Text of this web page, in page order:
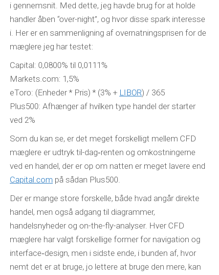
i gennemsnit. Med dette, jeg havde brug for at holde
handler åben “over-night”, og hvor disse spark interesse
i. Her er en sammenligning af overnatningsprisen for de
mæglere jeg har testet:
Capital: 0,0800% til 0,0111%
Markets.com: 1,5%
eToro: (Enheder * Pris) * (3% + LIBOR) / 365
Plus500: Afhænger af hvilken type handel der starter
ved 2%
Som du kan se, er det meget forskelligt mellem CFD
mæglere er udtryk til-dag‐renten og omkostningerne
ved en handel, der er op om natten er meget lavere end
Capital.com på sådan Plus500.
Der er mange store forskelle, både hvad angår direkte
handel, men også adgang til diagrammer,
handelsnyheder og on-the-fly-analyser. Hver CFD
mæglere har valgt forskellige former for navigation og
interface‐design, men i sidste ende, i bunden af, hvor
nemt det er at bruge, jo lettere at bruge den mere, kan